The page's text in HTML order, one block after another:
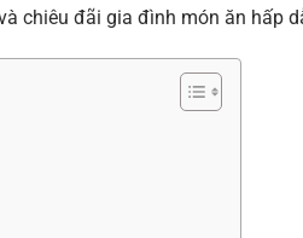
chiêu đãi gia đình món ăn hấp